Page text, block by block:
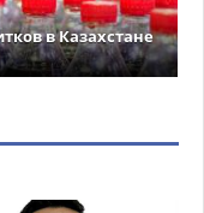
в Казахстане